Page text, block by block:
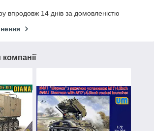
впродовж 14 днів за домовленістю
компанії